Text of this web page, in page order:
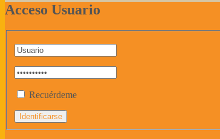
Acceso Usuario
Recuérdeme